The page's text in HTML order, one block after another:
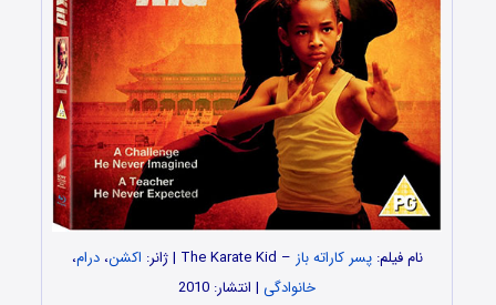
نام فیلم:پسر کاراته باز – The Karate Kid | ژانر: اکشن،درام،
خانوادگی | انتشار: 2010